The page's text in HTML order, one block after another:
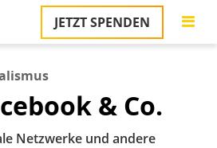
JETZT SPENDEN
& Co.
Netzwerke und andere